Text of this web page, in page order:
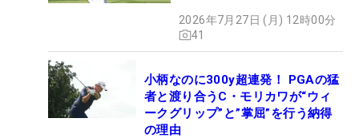
2026年7月27日 (月) 12時00分
41
小柄なのに300y超連発！ PGAの猛
者と渡り合うC・モリカワが“ウィ
ークグリップ”と”掌屈”を行う納得
の理由